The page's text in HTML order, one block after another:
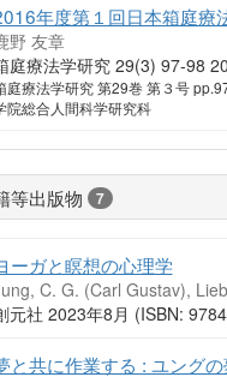
年度第１回日本箱庭療
野 友章
庭療法学研究 29(3) 97-98
庭療法学研究 第29巻 第３号
院総合人間科学研究科
等出版物 7
ーガと瞑想の心理学
C. G. (Carl Gustav),
元社 2023年8月 (ISBN:
と共に作業する : ユング